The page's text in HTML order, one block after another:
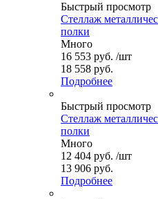
Быстрый просмотр
Стеллаж
полки
Много
16 553 руб. /шт
18 558 руб.
Подробнее
Быстрый просмотр
Стеллаж
полки
Много
12 404 руб. /шт
13 906 руб.
Подробнее